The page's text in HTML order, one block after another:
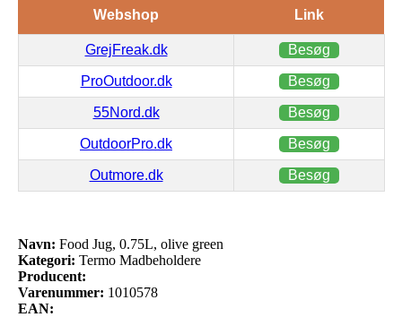
Webshop Link
GrejFreak.dk Besøg
ProOutdoor.dk Besøg
55Nord.dk Besøg
OutdoorPro.dk Besøg
Outmore.dk Besøg
Navn: Food Jug, 0.75L, olive green
Kategori: Termo Madbeholdere
Producent:
Varenummer: 1010578
EAN: